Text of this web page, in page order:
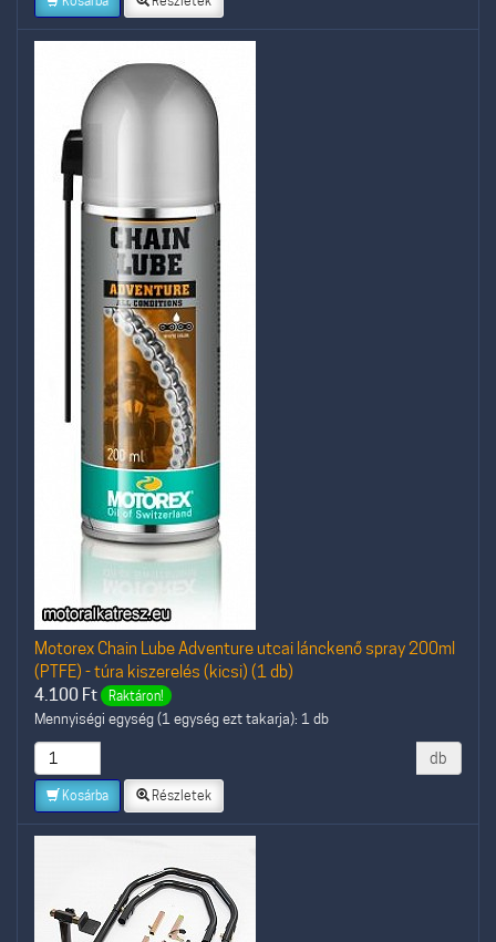
Motorex Chain Lube Adventure utcai lánckenő spray 200ml
(PTFE) - túra kiszerelés (kicsi) (1 db)
4.100 Ft Raktáron!
Mennyiségi egység (1 egység ezt takarja): 1 db
db
Kosárba Részletek